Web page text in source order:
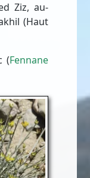
Ziz, au-
(Haut
(Fennane